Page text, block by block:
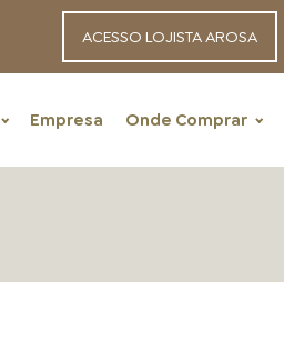
ACESSO LOJISTA AROSA
Empresa Onde Comprar